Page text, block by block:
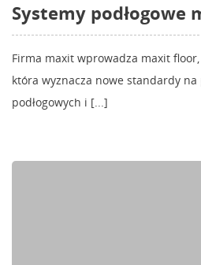
Systemy podłogowe
Firma maxit wprowadza maxit
która wyznacza nowe standardy
podłogowych i [...]